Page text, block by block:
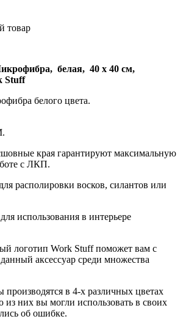
товар
белая, 40 х 40 см,
Stuff
белого цвета.
края гарантируют максимальную
с ЛКП.
располировки восков, силантов или
использования в интерьере
логотип Work Stuff поможет вам с
аксессуар среди множества
в 4-х различных цветах
из них вы могли использовать в своих
об ошибке.